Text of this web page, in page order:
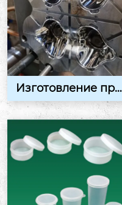
Изготовление пре
сс-форм на заказ